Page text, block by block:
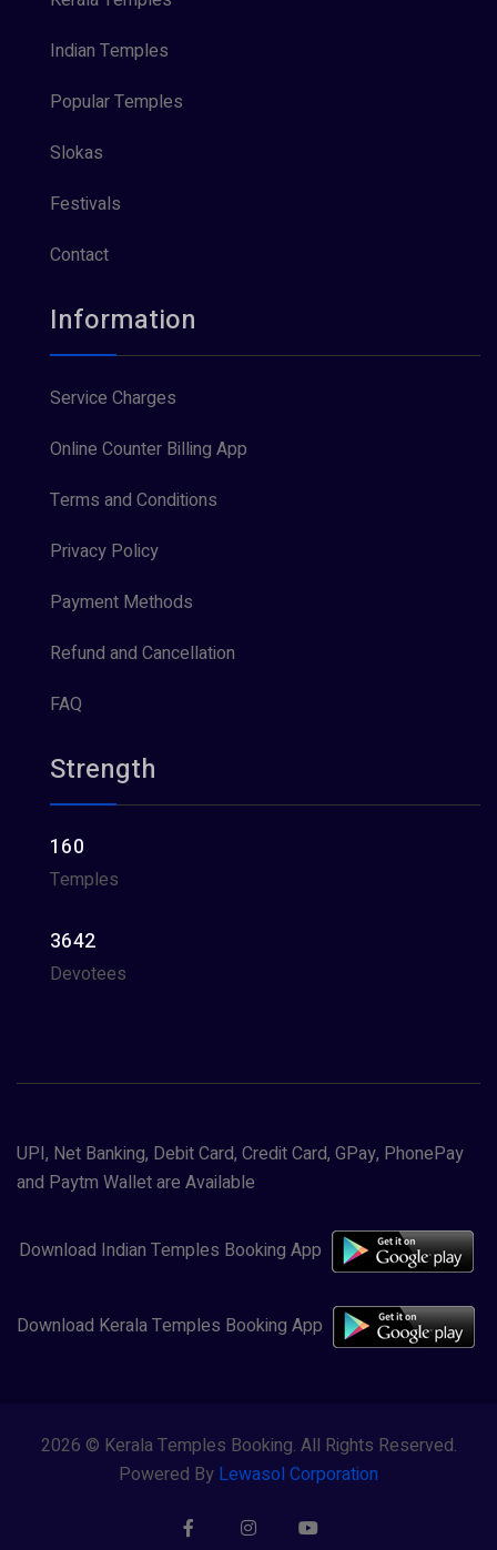
Indian Temples
Popular Temples
Slokas
Festivals
Contact
Information
Service Charges
Online Counter Billing App
Terms and Conditions
Privacy Policy
Payment Methods
Refund and Cancellation
FAQ
Strength
160
Temples
3642
Devotees
UPI, Net Banking, Debit Card, Credit Card, GPay, PhonePay
and Paytm Wallet are Available
Download Indian Temples Booking App
Download Kerala Temples Booking App
2026 © Kerala Temples Booking. All Rights Reserved.
Powered By Lewasol Corporation